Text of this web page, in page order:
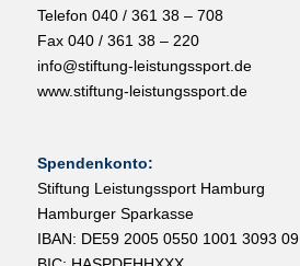
Telefon 040 / 361 38 – 708
Fax 040 / 361 38 – 220
info@stiftung-leistungssport.de
www.stiftung-leistungssport.de
Spendenkonto:
Stiftung Leistungssport Hamburg
Hamburger Sparkasse
IBAN: DE59 2005 0550 1001 3093 09